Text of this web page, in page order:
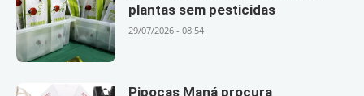
plantas sem pesticidas
29/07/2026 - 08:54
Pipocas Maná procura